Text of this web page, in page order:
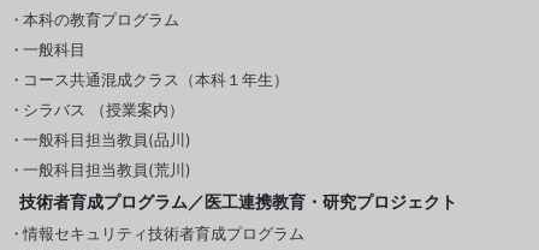
本科の教育プログラム
一般科目
コース共通混成クラス（本科１年生）
シラバス （授業案内）
一般科目担当教員(品川)
一般科目担当教員(荒川)
技術者育成プログラム／医工連携教育・研究プロジェクト
情報セキュリティ技術者育成プログラム